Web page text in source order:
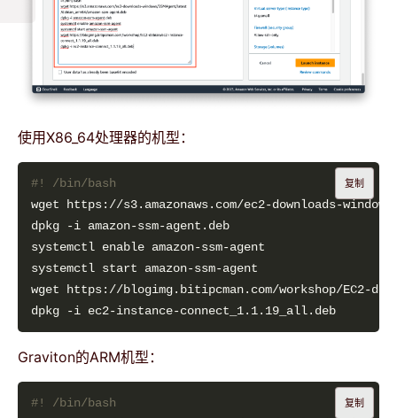
使用X86_64处理器的机型：
复制
Graviton的ARM机型：
复制